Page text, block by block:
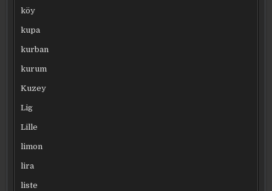
köy
kupa
kurban
kurum
Kuzey
Lig
Lille
limon
lira
liste